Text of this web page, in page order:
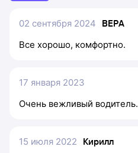
02 сентября 2024
ВЕРА
Все хорошо, комфортно.
17 января 2023
Очень вежливый водитель.
15 июля 2022
Кирилл